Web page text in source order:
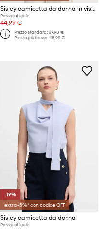
Sisley camicetta da donna in viscosa
Prezzo attuale:
44,99 €
Prezzo standard:69,90 €
Prezzo più basso:48,99 €
-19%
extra -5%* con codice OFF
Sisley camicetta da donna
Prezzo attuale: